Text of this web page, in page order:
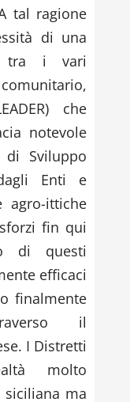
tal ragione
di una
tra i vari
che
notevole
di Sviluppo
Enti e
agro-ittiche
fin qui
di questi
efficaci
finalmente
il
I Distretti
molto
siciliana ma